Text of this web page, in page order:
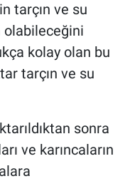
tarçın ve su
olabileceğini
kolay olan bu
tarçın ve su
sonra
ve karıncaların